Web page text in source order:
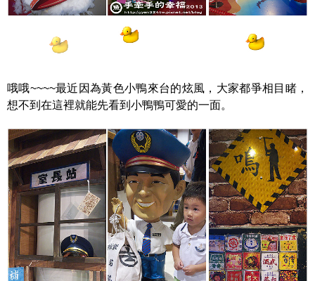
哦哦~~~~最近因為黃色小鴨來台的炫風，大家都爭相目睹，
想不到在這裡就能先看到小鴨鴨可愛的一面。